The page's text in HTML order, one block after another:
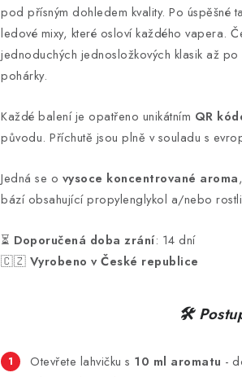
pod přísným dohledem kvality. Po úspěšné
ledové mixy, které osloví každého vapera.
jednoduchých jednosložkových klasik až
pohárky.
Každé balení je opatřeno unikátním QR
původu. Příchutě jsou plně v souladu s
Jedná se o vysoce koncentrované aroma
bází obsahující propylenglykol a/nebo
⏳ Doporučená doba zrání: 14 dní
🇨🇿 Vyrobeno v České republice
🛠
Otevřete lahvičku s 10 ml aromatu -